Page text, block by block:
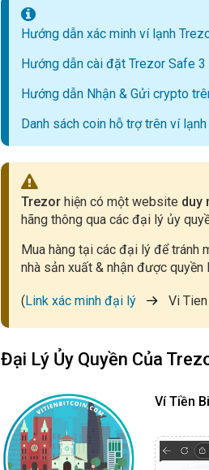
Hướng dẫn xác minh ví lạnh
Hướng dẫn cài đặt Trezor Safe 3
Hướng dẫn Nhận & Gửi crypto
Danh sách coin hỗ trợ trên ví
Trezorhiện có một website duy
hãng thông qua các đại lý ủy
Mua hàng tại các đại lý để tránh
nhà sản xuất & nhận được
(Link xác minh đại lý Vi
Đại Lý Ủy Quyền Của
Ví Tiền